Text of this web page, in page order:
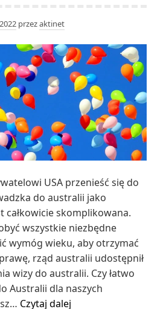
przezaktinet
USA przenieść się do
do australii jako
całkowicie skomplikowana.
wszystkie niezbędne
wymóg wieku, aby otrzymać
rząd australii udostępnił
wizy do australii. Czy łatwo
Australii dla naszych
Czytaj dalej